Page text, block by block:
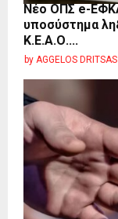
Νέο ΟΠΣ e-
υποσύστημα
Κ.Ε.Α.Ο....
by AGGELOS DRITSAS